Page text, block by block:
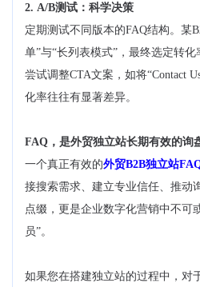
2. A/B测试：科学决策
定期测试不同版本的FAQ结构。某
单”与“长列表模式”，最终选定转
尝试调整CTA文案，如将“Contact
化率往往有显著差异。
FAQ，是外贸独立站长期有效的询
一个真正有效的外贸B2B独立站
接搜索需求、建立专业信任、推动
点缀，更是企业数字化营销中不可
员”。
如果您在搭建独立站的过程中，对